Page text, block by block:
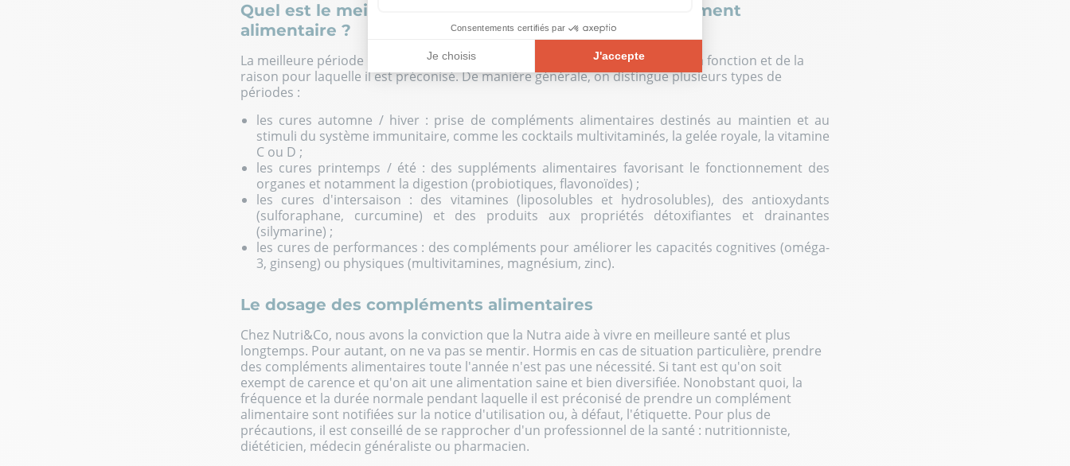
Consentements certifiés par
Je choisis J'accepte
Axeptio consent
Plateforme de Gestion du Consentement : Personnalisez vos Options
Notre plateforme vous permet d'adapter et de gérer vos paramètres de confidentialité, en garantissant la conformité avec
Quel est le meilleur moment pour prendre un complément
alimentaire ?
La meilleure période pour prendre un complément alimentairedépend de sa fonction et de la
raison pour laquelle il est préconisé. De manière générale, on distingue plusieurs types de
périodes :
les cures automne / hiver : prise de compléments alimentaires destinés au maintien et au
stimuli du système immunitaire, comme les cocktails multivitaminés, la gelée royale, la vitamine
C ou D ;
les cures printemps / été : des suppléments alimentaires favorisant le fonctionnement des
organes et notamment la digestion (probiotiques, flavonoïdes) ;
les cures d'intersaison : des vitamines (liposolubles et hydrosolubles), des antioxydants
(sulforaphane, curcumine) et des produits aux propriétés détoxifiantes et drainantes
(silymarine) ;
les cures de performances : des compléments pour améliorer les capacités cognitives (oméga-
3, ginseng) ou physiques (multivitamines, magnésium, zinc).
Le dosage des compléments alimentaires
Chez Nutri&Co, nous avons la conviction que la Nutra aide à vivre en meilleure santé et plus
longtemps. Pour autant, on ne va pas se mentir. Hormis en cas de situation particulière, prendre
des compléments alimentaires toute l'année n'est pas une nécessité. Si tant est qu'on soit
exempt de carence et qu'on ait une alimentation saine et bien diversifiée. Nonobstant quoi, la
fréquence et la durée normale pendant laquelle il est préconisé de prendre un complément
alimentaire sont notifiées sur la notice d'utilisation ou, à défaut, l'étiquette. Pour plus de
précautions, il est conseillé de se rapprocher d'un professionnel de la santé : nutritionniste,
diététicien, médecin généraliste ou pharmacien.